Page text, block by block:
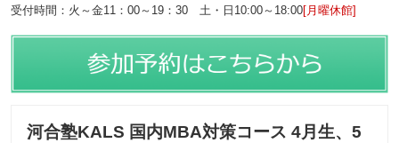
受付時間：火～金11：00～19：30 土・日10:00～18:00[月曜休館]
河合塾KALS 国内MBA対策コース 4月生、5